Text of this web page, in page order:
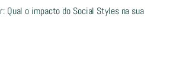
Qual o impacto do Social Styles na sua